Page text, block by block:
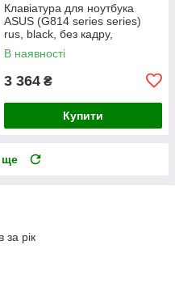
Клавіатура для ноутбука
ASUS (G814 series series)
rus, black, без кадру,
підсвічування клавіш (RGB 4)
В наявності
3 364 ₴
Купити
ще
за рік